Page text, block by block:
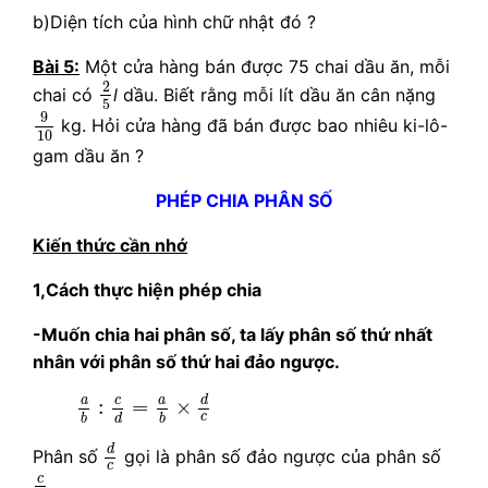
b)Diện tích của hình chữ nhật đó ?
Bài 5: Một cửa hàng bán được 75 chai dầu ăn, mỗi
chai có 2
5
25l dầu. Biết rằng mỗi lít dầu ăn cân nặng
9
10
910
kg. Hỏi cửa hàng đã bán được bao nhiêu ki-lô-
gam dầu ăn ?
PHÉP CHIA PHÂN SỐ
Kiến thức cần nhớ
1,Cách thực hiện phép chia
-Muốn chia hai phân số, ta lấy phân số thứ nhất
nhân với phân số thứ hai đảo ngược.
a
b
:
c
d
=
a
b
×
d
c
a cd b c
Phân số
d
c
d
gọi là phân số đảo ngược của phân số
c
c